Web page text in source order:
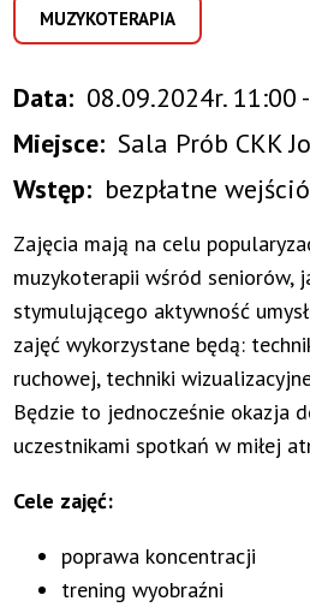
MUZYKOTERAPIA
Data
08.09.2024r. 11:00
Miejsce Sala Prób CKK
Wstęp
bezpłatne
Zajęcia mają na celu
muzykoterapii wśród seniorów,
stymulującego aktywność
zajęć wykorzystane będą:
ruchowej, techniki
Będzie to jednocześnie okazja
uczestnikami spotkań w miłej
Cele zajęć:
poprawa koncentracji
trening wyobraźni